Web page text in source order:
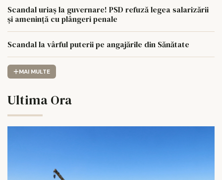
Scandal uriaș la guvernare! PSD refuză legea salarizării
și amenință cu plângeri penale
Scandal la vârful puterii pe angajările din Sănătate
MAI MULTE
Ultima Ora